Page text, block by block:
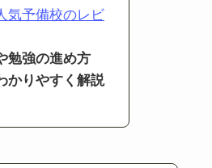
気予備校のレビ
勉強の進め方
かりやすく解説